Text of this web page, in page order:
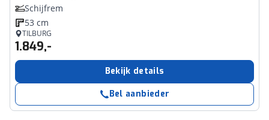
Schijfrem
53 cm
TILBURG
1.849,-
Bekijk details
Bel aanbieder